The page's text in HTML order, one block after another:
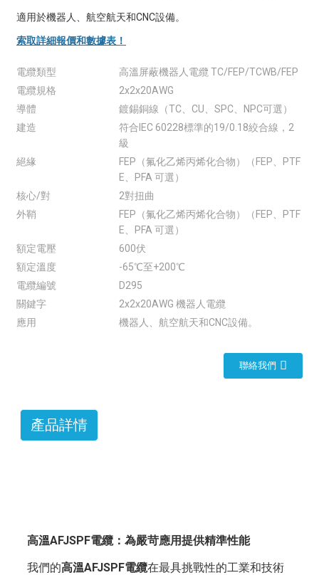
適用於機器人、航空航天和CNC設備。
索取詳細報價和數據表！
電纜類型
高溫屏蔽機器人電纜 TC/FEP/TCWB/FEP
電纜規格
2x2x20AWG
導體
鍍錫銅線（TC、CU、SPC、NPC可選）
建造
符合IEC 60228標準的19/0.18絞合線，2
級
絕緣
FEP（氟化乙烯丙烯化合物）（FEP、PTF
E、PFA 可選）
核心/對
2對扭曲
外鞘
FEP（氟化乙烯丙烯化合物）（FEP、PTF
E、PFA 可選）
額定電壓
600伏
額定溫度
-65℃至+200℃
電纜編號
D295
關鍵字
2x2x20AWG 機器人電纜
應用
機器人、航空航天和CNC設備。
聯絡我們
產品詳情
高溫AFJSPF電纜：為嚴苛應用提供精準性能
我們的高溫AFJSPF電纜在最具挑戰性的工業和技術